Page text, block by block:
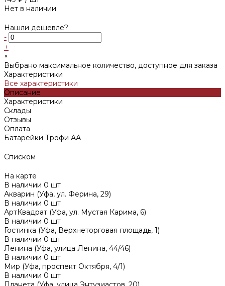
Нет в наличии
Нашли дешевле?
-
+
×
Выбрано максимальное количество, доступное для заказа
Характеристики
Все характеристики
Описание
Характеристики
Склады
Отзывы
Оплата
Батарейки Трофи АА
Списком
На карте
В наличии 0 шт
Акварин (Уфа, ул. Ферина, 29)
В наличии 0 шт
АртКвадрат (Уфа, ул. Мустая Карима, 6)
В наличии 0 шт
Гостинка (Уфа, Верхнеторговая площадь, 1)
В наличии 0 шт
Ленина (Уфа, улица Ленина, 44/46)
В наличии 0 шт
Мир (Уфа, проспект Октября, 4/1)
В наличии 0 шт